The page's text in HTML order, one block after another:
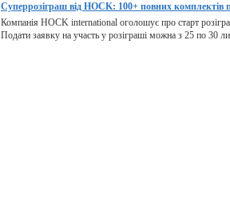
Суперрозіграш від HOCK: 100+ повних комплектів
Компанія HOCK international оголошує про старт
Подати заявку на участь у розіграші можна з 25 по 30